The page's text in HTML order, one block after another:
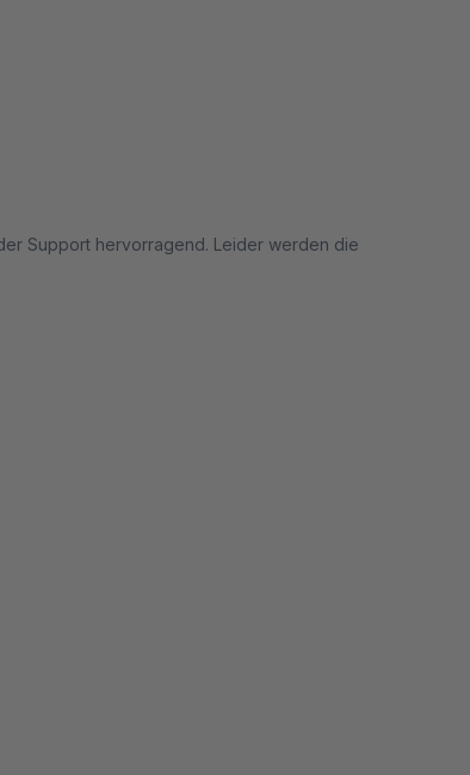
Support hervorragend. Leider werden die